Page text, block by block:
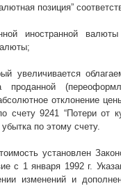
позиция”
иностранной
увеличивается
проданной
отклонение
счету 9241 “Потери от
по этому счету.
установлен
с 1 января 1992 г.
изменений и